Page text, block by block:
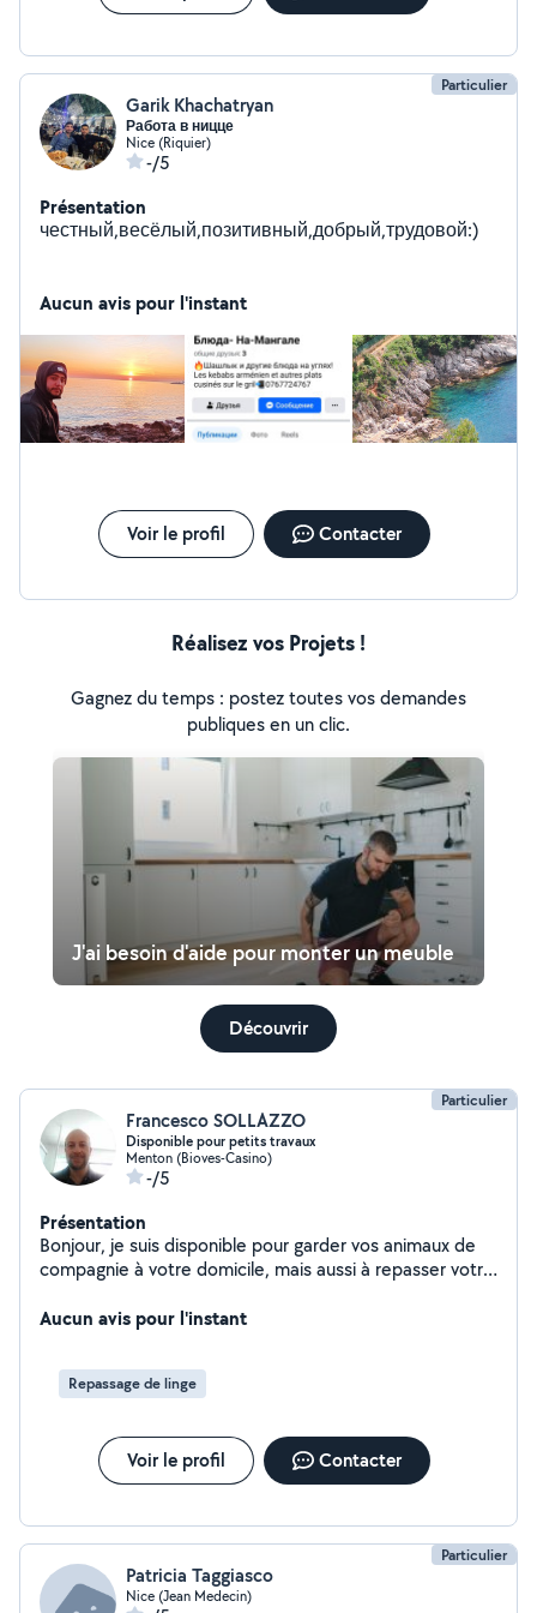
Particulier
Garik Khachatryan
Работа в ницце
Nice (Riquier)
-/5
Présentation
честный,весёлый,позитивный,добрый,трудовой:)
Aucun avis pour l'instant
Voir le profil Contacter
Réalisez vos Projets !
Gagnez du temps : postez toutes vos demandes
publiques en un clic.
J'ai besoin d'aide pour monter un meuble
Découvrir
Particulier
Francesco SOLLAZZO
Disponible pour petits travaux
Menton (Bioves-Casino)
-/5
Présentation
Bonjour, je suis disponible pour garder vos animaux de
compagnie à votre domicile, mais aussi à repasser votre
personnes agées, et aussi un peu de nettoyage dans la
aimable et serieuse. Merci de votre attention, j'attends
vos propositions. A' bientot. Francesco
Aucun avis pour l'instant
Repassage de linge
Voir le profil Contacter
Particulier
Patricia Taggiasco
Nice (Jean Medecin)